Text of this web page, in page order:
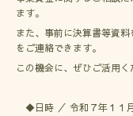
ます。
また、事前に決算書等資
をご連絡できます。
この機会に、ぜひご活用く
◆日時 ／ 令和７年１１